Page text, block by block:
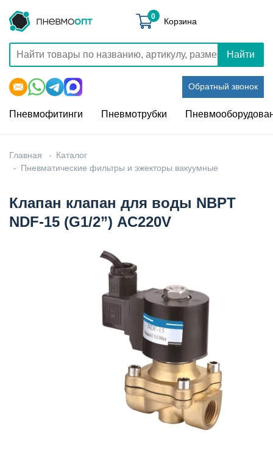
Найти
Обратный звонок
0 Корзина
Пневмофитинги Пневмотрубки
Главная
Каталог
Пневматические фильтры и эжекторы вакуумные
Клапан клапан для воды NBPT
NDF-15 (G1/2”) АC220V